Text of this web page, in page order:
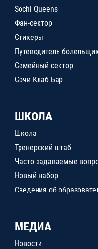
Sochi Queens
Фан-сектор
Стикеры
Путеводитель
Семейный сектор
Сочи Клаб Бар
ШКОЛА
Школа
Тренерский штаб
Часто задаваемые
Новый набор
Сведения об
МЕДИА
Новости